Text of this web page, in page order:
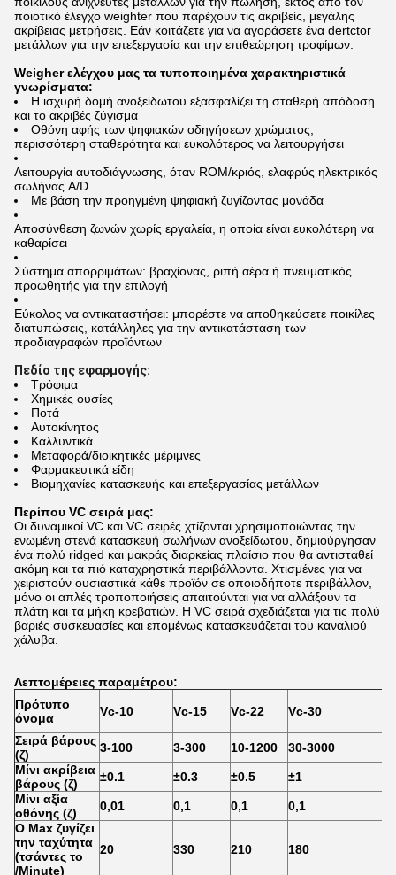
ποιοτικό έλεγχο weighter που παρέχουν τις ακριβείς, μεγάλης
ακρίβειας μετρήσεις. Εάν κοιτάζετε για να αγοράσετε ένα dertctor
μετάλλων για την επεξεργασία και την επιθεώρηση τροφίμων.
Weigher ελέγχου μας τα τυποποιημένα χαρακτηριστικά
γνωρίσματα:
Η ισχυρή δομή ανοξείδωτου εξασφαλίζει τη σταθερή απόδοση
και το ακριβές ζύγισμα
Οθόνη αφής των ψηφιακών οδηγήσεων χρώματος,
περισσότερη σταθερότητα και ευκολότερος να λειτουργήσει
Λειτουργία αυτοδιάγνωσης, όταν ROM/κριός, ελαφρύς ηλεκτρικός
σωλήνας A/D.
Με βάση την προηγμένη ψηφιακή ζυγίζοντας μονάδα
Αποσύνθεση ζωνών χωρίς εργαλεία, η οποία είναι ευκολότερη να
καθαρίσει
Σύστημα απορριμάτων: βραχίονας, ριπή αέρα ή πνευματικός
προωθητής για την επιλογή
Εύκολος να αντικαταστήσει: μπορέστε να αποθηκεύσετε ποικίλες
διατυπώσεις, κατάλληλες για την αντικατάσταση των
προδιαγραφών προϊόντων
Πεδίο της εφαρμογής:
Τρόφιμα
Χημικές ουσίες
Ποτά
Αυτοκίνητος
Καλλυντικά
Μεταφορά/διοικητικές μέριμνες
Φαρμακευτικά είδη
Βιομηχανίες κατασκευής και επεξεργασίας μετάλλων
Περίπου VC σειρά μας:
Οι δυναμικοί VC και VC σειρές χτίζονται χρησιμοποιώντας την
ενωμένη στενά κατασκευή σωλήνων ανοξείδωτου, δημιούργησαν
ένα πολύ ridged και μακράς διαρκείας πλαίσιο που θα αντισταθεί
ακόμη και τα πιό καταχρηστικά περιβάλλοντα. Χτισμένες για να
χειριστούν ουσιαστικά κάθε προϊόν σε οποιοδήποτε περιβάλλον,
μόνο οι απλές τροποποιήσεις απαιτούνται για να αλλάξουν τα
πλάτη και τα μήκη κρεβατιών. Η VC σειρά σχεδιάζεται για τις πολύ
βαριές συσκευασίες και επομένως κατασκευάζεται του καναλιού
χάλυβα.
Λεπτομέρειες παραμέτρου:
Πρότυπο
όνομα
Vc-10 Vc-15 Vc-22 Vc-30
Σειρά βάρους
(ζ)
3-100 3-300 10-1200 30-3000
Μίνι ακρίβεια
βάρους (ζ)
±0.1 ±0.3 ±0.5 ±1
Μίνι αξία
οθόνης (ζ)
0,01 0,1 0,1 0,1
Ο Max ζυγίζει
την ταχύτητα
(τσάντες το
/Minute)
20 330 210 180